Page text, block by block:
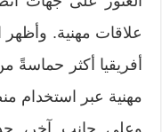
علاقات مهنية.
أفريقيا أكثر حماسةً
مهنية عبر استخدام
وعلى جانب آخر،